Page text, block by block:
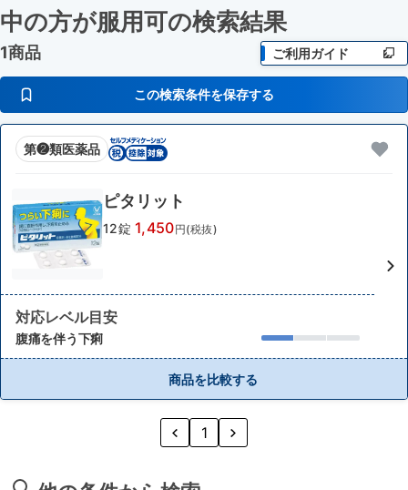
中の方が服用可の検索結果
1商品 ご利用ガイド
この検索条件を保存する
第❷類医薬品
ピタリット
12錠 1,450円(税抜)
対応レベル目安
腹痛を伴う下痢
商品を比較する
1